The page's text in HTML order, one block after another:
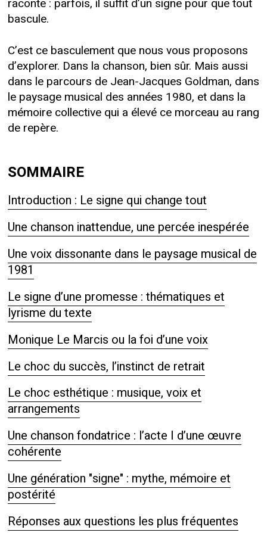
raconte : parfois, il suffit d’un signe pour que tout
bascule.
C’est ce basculement que nous vous proposons
d’explorer. Dans la chanson, bien sûr. Mais aussi
dans le parcours de Jean-Jacques Goldman, dans
le paysage musical des années 1980, et dans la
mémoire collective qui a élevé ce morceau au rang
de repère.
SOMMAIRE
Introduction : Le signe qui change tout
Une chanson inattendue, une percée inespérée
Une voix dissonante dans le paysage musical de
1981
Le signe d’une promesse : thématiques et
lyrisme du texte
Monique Le Marcis ou la foi d’une voix
Le choc du succès, l’instinct de retrait
Le choc esthétique : musique, voix et
arrangements
Une chanson fondatrice : l’acte I d’une œuvre
cohérente
Une génération "signe" : mythe, mémoire et
postérité
Réponses aux questions les plus fréquentes